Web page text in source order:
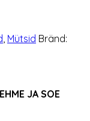
, Mütsid Bränd:
JA SOE